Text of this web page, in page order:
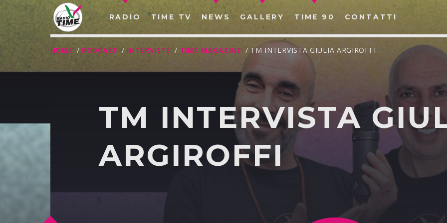
RADIO TIME TV NEWS GALLERY TIME 90 CONTATTI
CERCA NEL SITO WEB:
HOME / PODCAST / INTERVISTE / TIME MAGAZINE / TM INTERVISTA GIULIA ARGIROFFI
TM INTERVISTA
ARGIROFFI